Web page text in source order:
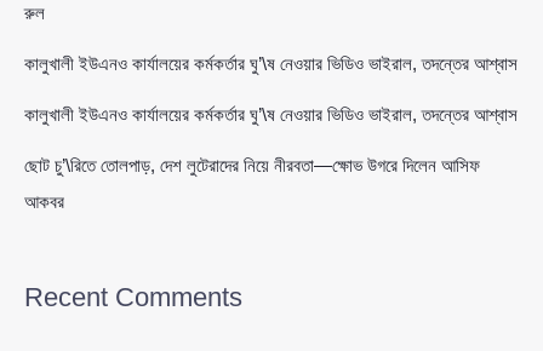
রুল
কালুখালী ইউএনও কার্যালয়ের কর্মকর্তার ঘু’\ষ নেওয়ার ভিডিও ভাইরাল, তদন্তের আশ্বাস
কালুখালী ইউএনও কার্যালয়ের কর্মকর্তার ঘু’\ষ নেওয়ার ভিডিও ভাইরাল, তদন্তের আশ্বাস
ছোট চু’\রিতে তোলপাড়, দেশ লুটেরাদের নিয়ে নীরবতা—ক্ষোভ উগরে দিলেন আসিফ
আকবর
Recent Comments